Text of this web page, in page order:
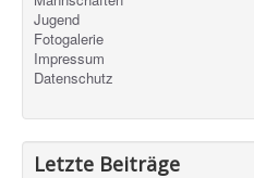
Jugend
Fotogalerie
Impressum
Datenschutz
Letzte Beiträge